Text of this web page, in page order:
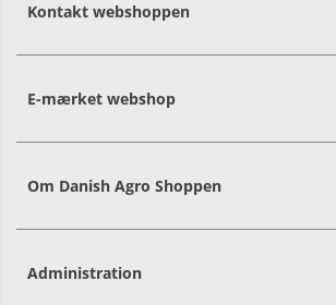
Kontakt webshoppen
E-mærket webshop
Om Danish Agro Shoppen
Administration